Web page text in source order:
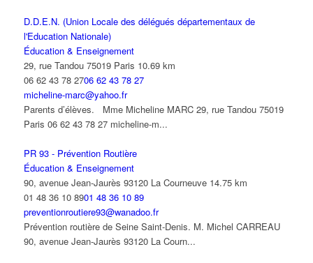
D.D.E.N. (Union Locale des délégués départementaux de
l'Education Nationale)
Éducation & Enseignement
29, rue Tandou 75019 Paris 10.69 km
06 62 43 78 2706 62 43 78 27
micheline-marc@yahoo.fr
Parents d’élèves. Mme Micheline MARC 29, rue Tandou 75019
Paris 06 62 43 78 27 micheline-m...
PR 93 - Prévention Routière
Éducation & Enseignement
90, avenue Jean-Jaurès 93120 La Courneuve 14.75 km
01 48 36 10 8901 48 36 10 89
preventionroutiere93@wanadoo.fr
Prévention routière de Seine Saint-Denis. M. Michel CARREAU
90, avenue Jean-Jaurès 93120 La Courn...